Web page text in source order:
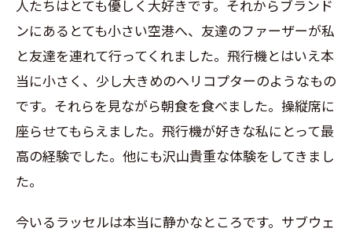
人たちはとても優しく大好きです。それからブランド
ンにあるとても小さい空港へ、友達のファーザーが私
と友達を連れて行ってくれました。飛行機とはいえ本
当に小さく、少し大きめのヘリコプターのようなもの
です。それらを見ながら朝食を食べました。操縦席に
座らせてもらえました。飛行機が好きな私にとって最
高の経験でした。他にも沢山貴重な体験をしてきまし
た。
今いるラッセルは本当に静かなところです。サブウェ